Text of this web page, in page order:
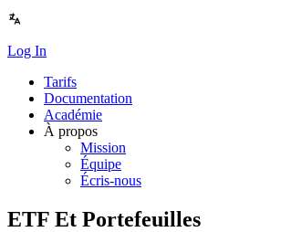
Log In
Tarifs
Documentation
Académie
À propos
Mission
Équipe
Écris-nous
ETF Et Portefeuilles